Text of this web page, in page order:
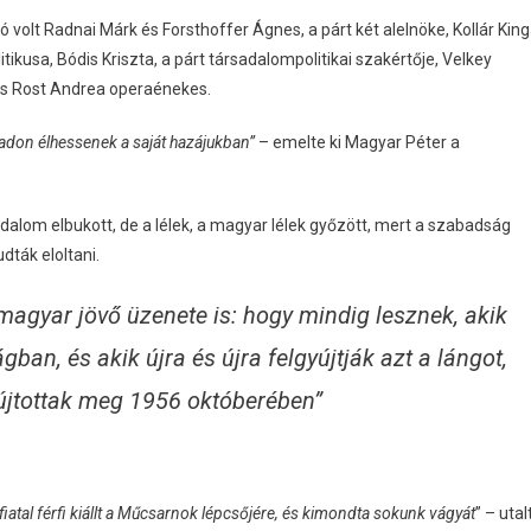
Radnai Márk és Forsthoffer Ágnes, a párt két alelnöke, Kollár
Bódis Kriszta, a párt társadalompolitikai szakértője, Velkey
Rost Andrea operaénekes.
élhessenek a saját hazájukban”– emelte ki Magyar Péter a
elbukott, de a lélek, a magyar lélek győzött, mert a szabadság
eloltani.
jövő üzenete is: hogy mindig lesznek, akik
és akik újra és újra felgyújtják azt a lángot,
meg 1956 októberében”
férfi kiállt a Műcsarnok lépcsőjére, és kimondta sokunk vágyát” –